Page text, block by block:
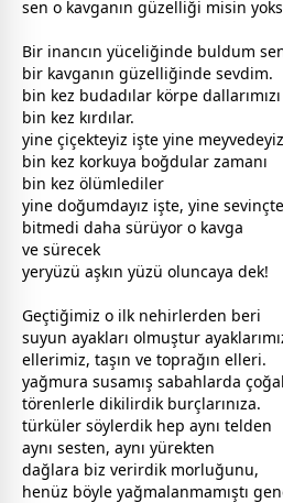
sen o kavganın güzelliği misin
Bir inancın yüceliğinde buldum
bir kavganın güzelliğinde sevdim.
bin kez budadılar körpe dallarımızı
bin kez kırdılar.
yine çiçekteyiz işte yine meyvedeyiz
bin kez korkuya boğdular zamanı
bin kez ölümlediler
yine doğumdayız işte, yine
bitmedi daha sürüyor o kavga
ve sürecek
yeryüzü aşkın yüzü oluncaya dek!
Geçtiğimiz o ilk nehirlerden beri
suyun ayakları olmuştur
ellerimiz, taşın ve toprağın elleri.
yağmura susamış sabahlarda
törenlerle dikilirdik burçlarınıza.
türküler söylerdik hep aynı telden
aynı sesten, aynı yürekten
dağlara biz verirdik morluğunu,
henüz böyle yağmalanmamıştı